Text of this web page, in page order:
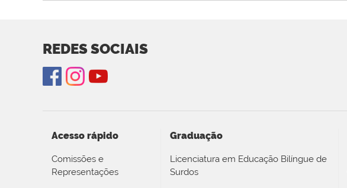
REDES SOCIAIS
Acesso rápido
Comissões e
Representações
Graduação
Licenciatura em Educação Bilíngue de
Surdos